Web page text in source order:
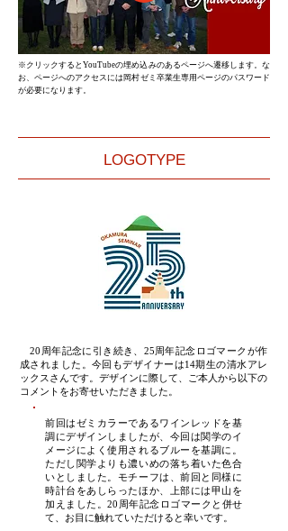
​※クリックするとYouTubeの埋め込みのあるページへ遷移します。な
お、ページへのアクセスには岡村ゼミ卒業生専用ページのパスワード
が必要になります。
​LOGOTYPE
20周年記念に引き続き、25周年記念ロゴマークが作
成されました。今回もデザイナーは14期生の清水アレ
ックスさんです。 ​デザインに際して、ご本人から以下の
コメントをお寄せいただきました。
前回はゼミカラーであるワインレッドを基
調にデザインしましたが、 今回は関学のイ
メージによく使用されるブルーを基調に。
ただし関学よりも濃いめの落ち着いた色合
いとしました。 モチーフは、前回と同様に
時計台をあしらったほか、
上部には甲山を
加えました。20周年記念ロゴマークと併せ
て、お目に触れていただけると幸いです。